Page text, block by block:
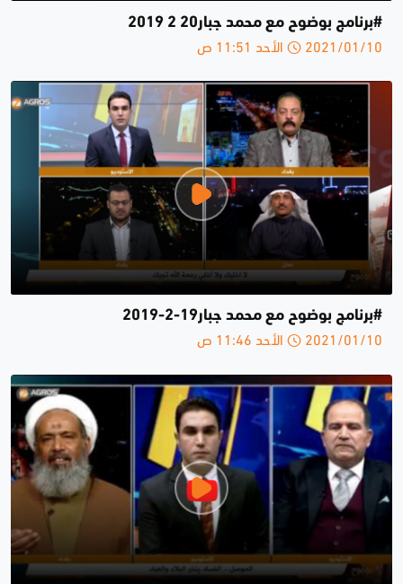
#برنامج بوضوح مع محمد جبار20 2 2019
2021/01/10 الأحد 11:51 ص
#برنامج بوضوح مع محمد جبار19-2-2019
2021/01/10 الأحد 11:46 ص